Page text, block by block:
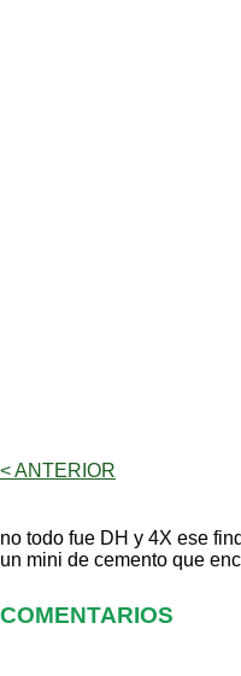
< ANTERIOR
no todo fue DH y 4X ese
un mini de cemento que
COMENTARIOS